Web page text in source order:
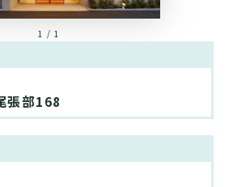
1 / 1
張部168